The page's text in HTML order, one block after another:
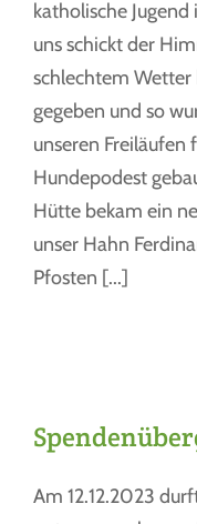
katholische
uns schickt der
schlechtem Wetter
gegeben und so
unseren Freiläufen
Hundepodest
Hütte bekam ein
unser Hahn
Pfosten [...]
Am 12.12.2023